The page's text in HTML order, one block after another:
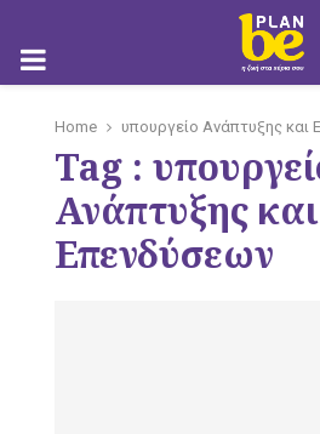
M
Home υπουργείο Ανάπτυξης και
Tag :
Ανάπτυξης και
Επενδύσεων